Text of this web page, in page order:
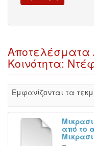
Αποτελέσματα
Κοινότητα:
Eμφανίζονται τα
από το